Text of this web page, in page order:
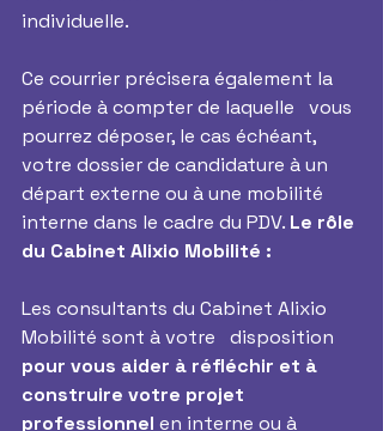
individuelle.
Ce courrier précisera également la
période à compter de laquelle   vous
pourrez déposer, le cas échéant,
votre dossier de candidature à un
départ externe ou à une mobilité
interne dans le cadre du PDV. Le rôle
du Cabinet Alixio Mobilité :
Les consultants du Cabinet Alixio
Mobilité sont à votre   disposition
pour vous aider à réfléchir et à
construire votre projet
professionnel en interne ou à